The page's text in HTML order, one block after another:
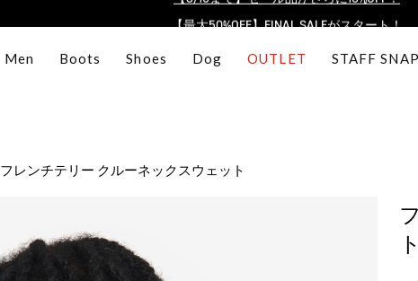
AIGLE CLUB ポイントサービス終了のお知らせ
AIGLE CLUB ポイントサービス終了のお知らせ
Men Boots Shoes Dog OUTLET STAFF SNAP
フレンチテリー クルーネックスウェット
ト